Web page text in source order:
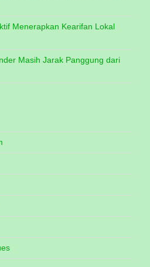
Menerapkan Kearifan Lokal
Masih Jarak Panggung dari